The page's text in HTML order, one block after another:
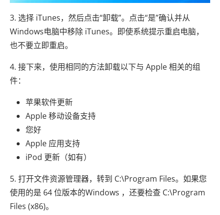
3. 选择 iTunes，然后点击“卸载”。点击“是”确认并从
Windows电脑中移除 iTunes。即使系统提示重启电脑，
也不要立即重启。
4. 接下来，使用相同的方法卸载以下与 Apple 相关的组
件：
苹果软件更新
Apple 移动设备支持
您好
Apple 应用支持
iPod 更新（如有）
5. 打开文件资源管理器，转到 C:\Program Files。如果您
使用的是 64 位版本的Windows ，还要检查 C:\Program
Files (x86)。